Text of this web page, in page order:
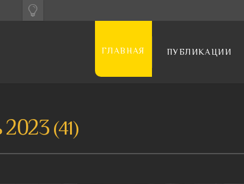
ГЛАВНАЯ ПУБЛИКАЦИИ
2023 41